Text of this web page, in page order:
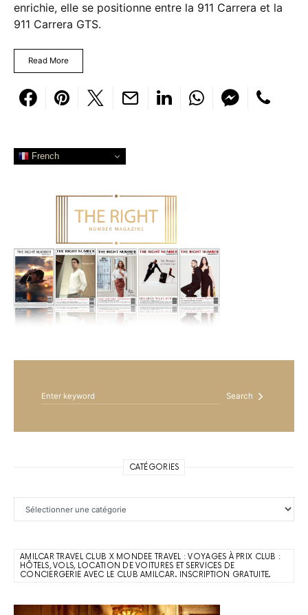
enrichie, elle se positionne entre la 911 Carrera et la
911 Carrera GTS.
Read More
French
Search
CATÉGORIES
AMILCAR TRAVEL CLUB X MONDEE TRAVEL : VOYAGES À PRIX CLUB :
HÔTELS, VOLS, LOCATION DE VOITURES ET SERVICES DE
CONCIERGERIE AVEC LE CLUB AMILCAR. INSCRIPTION GRATUITE.